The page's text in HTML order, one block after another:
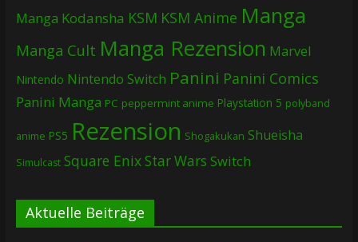
Manga Kodansha KSM KSM Anime Manga
Manga Cult Manga Rezension Marvel
Nintendo Nintendo Switch Panini Panini Comics
Panini Manga PC peppermint anime Playstation 5 polyband
anime PS5 Rezension Shogakukan Shueisha
Simulcast Square EnixStar Wars Switch
Aktuelle Beiträge